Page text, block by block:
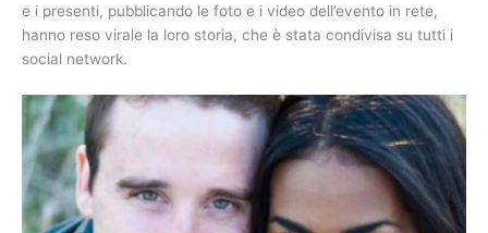
e i presenti, pubblicando le foto e i video dell’evento in rete,
hanno reso virale la loro storia, che è stata condivisa su tutti i
social network.